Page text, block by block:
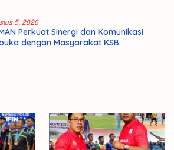
5, 2026
Perkuat Sinergi dan Komunikasi
dengan Masyarakat KSB